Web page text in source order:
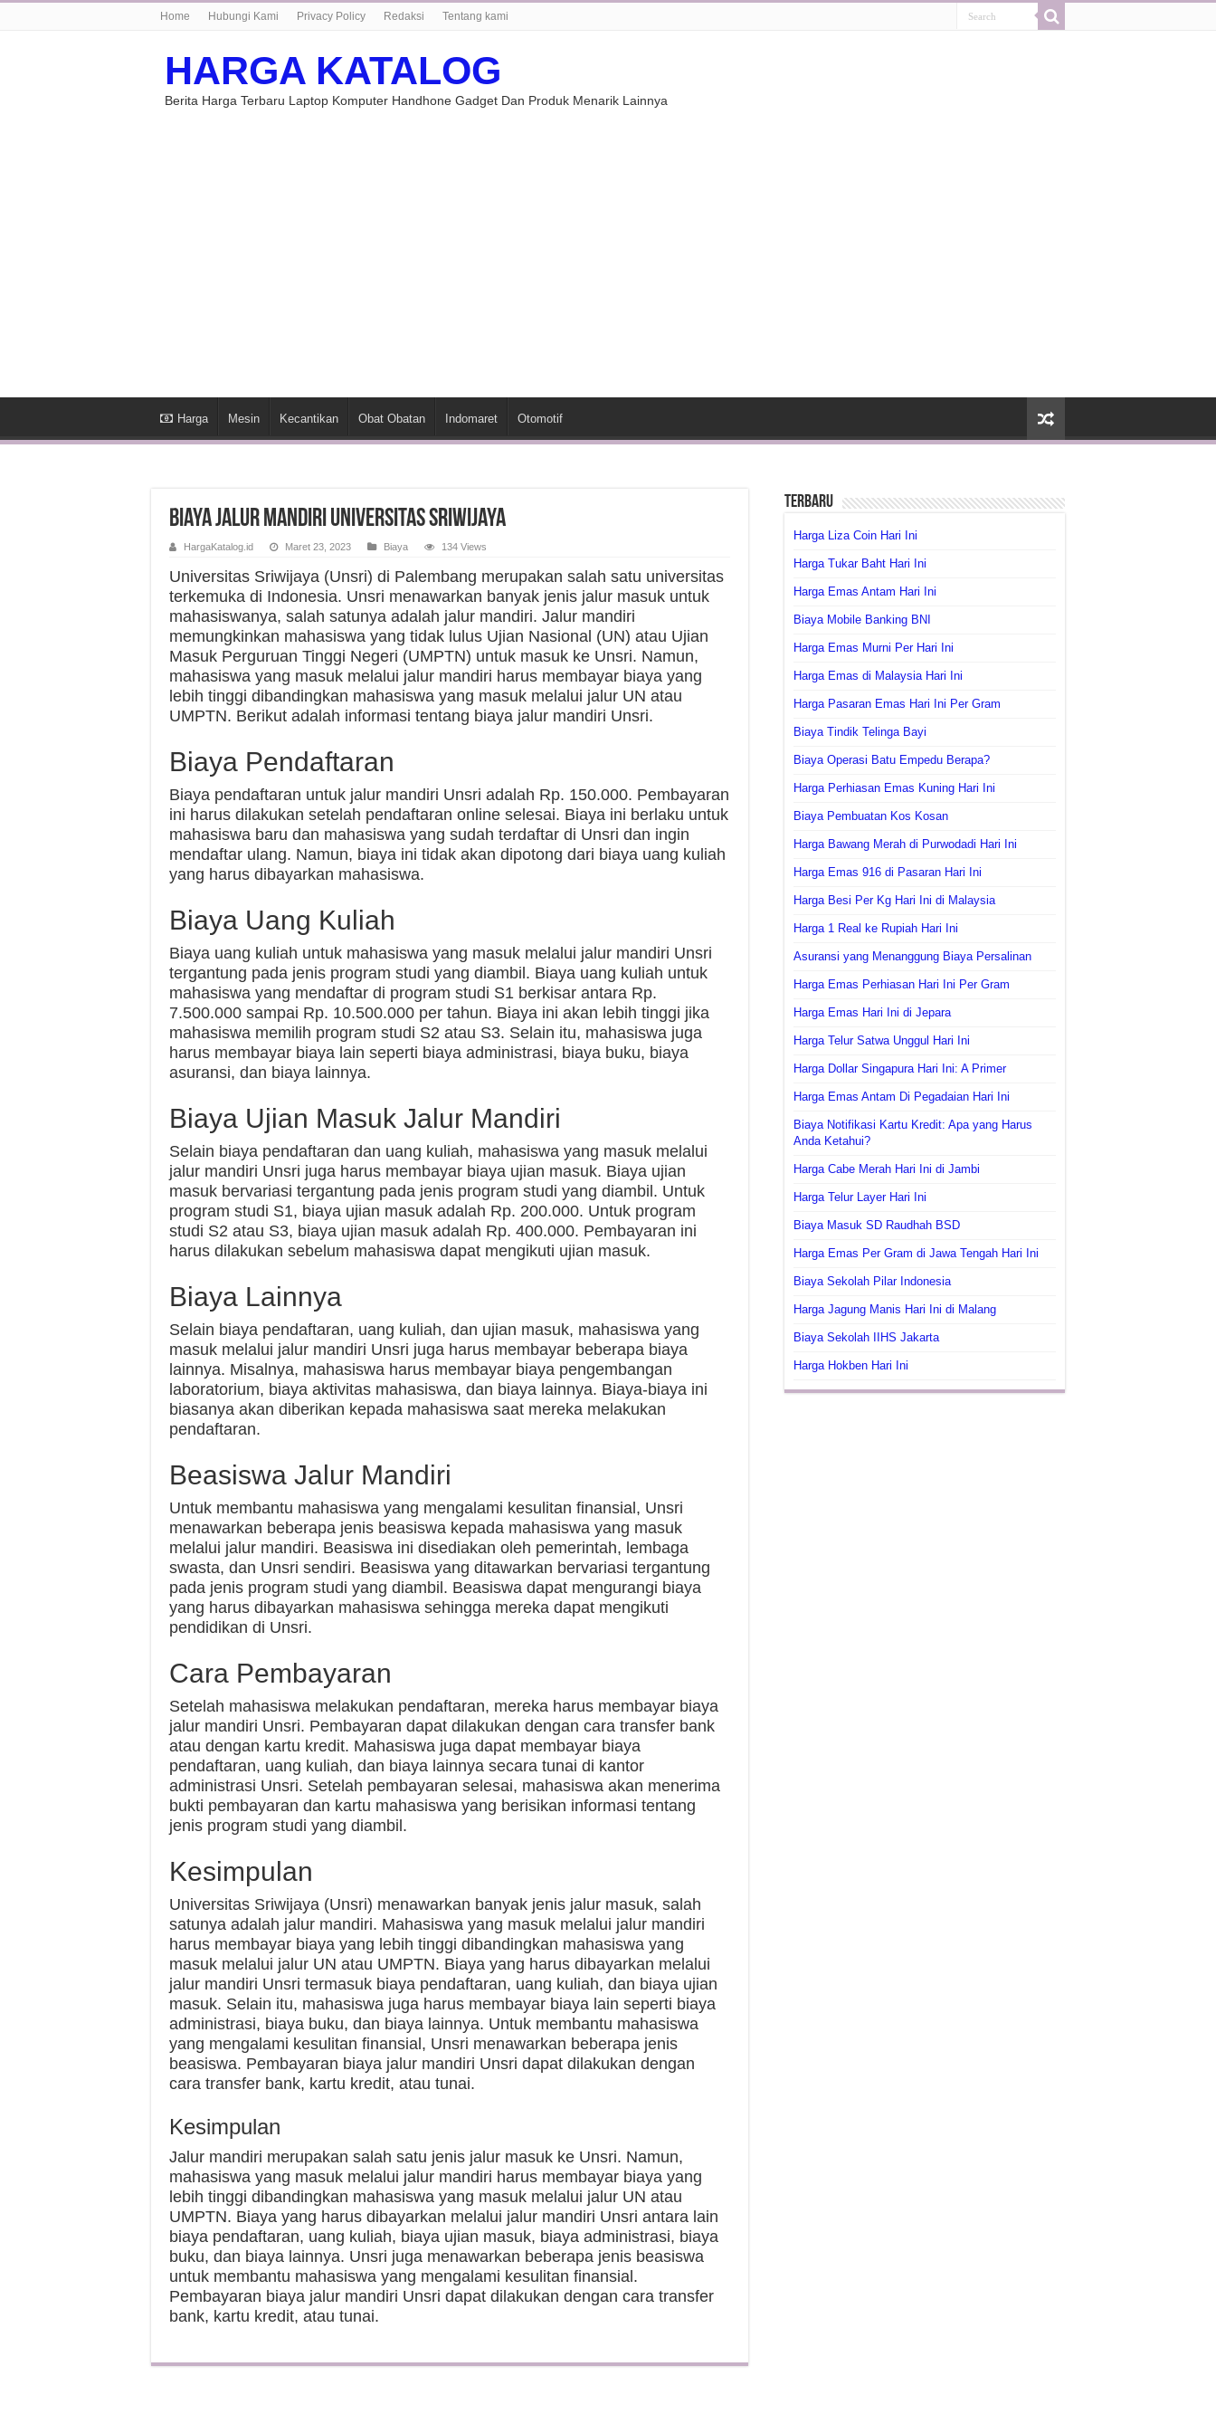
Home Hubungi Kami Privacy Policy Redaksi Tentang kami
HARGA KATALOG
Berita Harga Terbaru Laptop Komputer Handhone Gadget Dan Produk Menarik Lainnya
Harga Mesin Kecantikan Obat Obatan Indomaret Otomotif
Biaya Jalur Mandiri Universitas Sriwijaya
HargaKatalog.id Maret 23, 2023 Biaya 134 Views
Universitas Sriwijaya (Unsri) di Palembang merupakan salah satu universitas
terkemuka di Indonesia. Unsri menawarkan banyak jenis jalur masuk untuk
mahasiswanya, salah satunya adalah jalur mandiri. Jalur mandiri
memungkinkan mahasiswa yang tidak lulus Ujian Nasional (UN) atau Ujian
Masuk Perguruan Tinggi Negeri (UMPTN) untuk masuk ke Unsri. Namun,
mahasiswa yang masuk melalui jalur mandiri harus membayar biaya yang
lebih tinggi dibandingkan mahasiswa yang masuk melalui jalur UN atau
UMPTN. Berikut adalah informasi tentang biaya jalur mandiri Unsri.
Biaya Pendaftaran
Biaya pendaftaran untuk jalur mandiri Unsri adalah Rp. 150.000. Pembayaran
ini harus dilakukan setelah pendaftaran online selesai. Biaya ini berlaku untuk
mahasiswa baru dan mahasiswa yang sudah terdaftar di Unsri dan ingin
mendaftar ulang. Namun, biaya ini tidak akan dipotong dari biaya uang kuliah
yang harus dibayarkan mahasiswa.
Biaya Uang Kuliah
Biaya uang kuliah untuk mahasiswa yang masuk melalui jalur mandiri Unsri
tergantung pada jenis program studi yang diambil. Biaya uang kuliah untuk
mahasiswa yang mendaftar di program studi S1 berkisar antara Rp.
7.500.000 sampai Rp. 10.500.000 per tahun. Biaya ini akan lebih tinggi jika
mahasiswa memilih program studi S2 atau S3. Selain itu, mahasiswa juga
harus membayar biaya lain seperti biaya administrasi, biaya buku, biaya
asuransi, dan biaya lainnya.
Biaya Ujian Masuk Jalur Mandiri
Selain biaya pendaftaran dan uang kuliah, mahasiswa yang masuk melalui
jalur mandiri Unsri juga harus membayar biaya ujian masuk. Biaya ujian
masuk bervariasi tergantung pada jenis program studi yang diambil. Untuk
program studi S1, biaya ujian masuk adalah Rp. 200.000. Untuk program
studi S2 atau S3, biaya ujian masuk adalah Rp. 400.000. Pembayaran ini
harus dilakukan sebelum mahasiswa dapat mengikuti ujian masuk.
Biaya Lainnya
Selain biaya pendaftaran, uang kuliah, dan ujian masuk, mahasiswa yang
masuk melalui jalur mandiri Unsri juga harus membayar beberapa biaya
lainnya. Misalnya, mahasiswa harus membayar biaya pengembangan
laboratorium, biaya aktivitas mahasiswa, dan biaya lainnya. Biaya-biaya ini
biasanya akan diberikan kepada mahasiswa saat mereka melakukan
pendaftaran.
Beasiswa Jalur Mandiri
Untuk membantu mahasiswa yang mengalami kesulitan finansial, Unsri
menawarkan beberapa jenis beasiswa kepada mahasiswa yang masuk
melalui jalur mandiri. Beasiswa ini disediakan oleh pemerintah, lembaga
swasta, dan Unsri sendiri. Beasiswa yang ditawarkan bervariasi tergantung
pada jenis program studi yang diambil. Beasiswa dapat mengurangi biaya
yang harus dibayarkan mahasiswa sehingga mereka dapat mengikuti
pendidikan di Unsri.
Cara Pembayaran
Setelah mahasiswa melakukan pendaftaran, mereka harus membayar biaya
jalur mandiri Unsri. Pembayaran dapat dilakukan dengan cara transfer bank
atau dengan kartu kredit. Mahasiswa juga dapat membayar biaya
pendaftaran, uang kuliah, dan biaya lainnya secara tunai di kantor
administrasi Unsri. Setelah pembayaran selesai, mahasiswa akan menerima
bukti pembayaran dan kartu mahasiswa yang berisikan informasi tentang
jenis program studi yang diambil.
Kesimpulan
Universitas Sriwijaya (Unsri) menawarkan banyak jenis jalur masuk, salah
satunya adalah jalur mandiri. Mahasiswa yang masuk melalui jalur mandiri
harus membayar biaya yang lebih tinggi dibandingkan mahasiswa yang
masuk melalui jalur UN atau UMPTN. Biaya yang harus dibayarkan melalui
jalur mandiri Unsri termasuk biaya pendaftaran, uang kuliah, dan biaya ujian
masuk. Selain itu, mahasiswa juga harus membayar biaya lain seperti biaya
administrasi, biaya buku, dan biaya lainnya. Untuk membantu mahasiswa
yang mengalami kesulitan finansial, Unsri menawarkan beberapa jenis
beasiswa. Pembayaran biaya jalur mandiri Unsri dapat dilakukan dengan
cara transfer bank, kartu kredit, atau tunai.
Kesimpulan
Jalur mandiri merupakan salah satu jenis jalur masuk ke Unsri. Namun,
mahasiswa yang masuk melalui jalur mandiri harus membayar biaya yang
lebih tinggi dibandingkan mahasiswa yang masuk melalui jalur UN atau
UMPTN. Biaya yang harus dibayarkan melalui jalur mandiri Unsri antara lain
biaya pendaftaran, uang kuliah, biaya ujian masuk, biaya administrasi, biaya
buku, dan biaya lainnya. Unsri juga menawarkan beberapa jenis beasiswa
untuk membantu mahasiswa yang mengalami kesulitan finansial.
Pembayaran biaya jalur mandiri Unsri dapat dilakukan dengan cara transfer
bank, kartu kredit, atau tunai.
Terbaru
Harga Liza Coin Hari Ini
Harga Tukar Baht Hari Ini
Harga Emas Antam Hari Ini
Biaya Mobile Banking BNI
Harga Emas Murni Per Hari Ini
Harga Emas di Malaysia Hari Ini
Harga Pasaran Emas Hari Ini Per Gram
Biaya Tindik Telinga Bayi
Biaya Operasi Batu Empedu Berapa?
Harga Perhiasan Emas Kuning Hari Ini
Biaya Pembuatan Kos Kosan
Harga Bawang Merah di Purwodadi Hari Ini
Harga Emas 916 di Pasaran Hari Ini
Harga Besi Per Kg Hari Ini di Malaysia
Harga 1 Real ke Rupiah Hari Ini
Asuransi yang Menanggung Biaya Persalinan
Harga Emas Perhiasan Hari Ini Per Gram
Harga Emas Hari Ini di Jepara
Harga Telur Satwa Unggul Hari Ini
Harga Dollar Singapura Hari Ini: A Primer
Harga Emas Antam Di Pegadaian Hari Ini
Biaya Notifikasi Kartu Kredit: Apa yang Harus
Anda Ketahui?
Harga Cabe Merah Hari Ini di Jambi
Harga Telur Layer Hari Ini
Biaya Masuk SD Raudhah BSD
Harga Emas Per Gram di Jawa Tengah Hari Ini
Biaya Sekolah Pilar Indonesia
Harga Jagung Manis Hari Ini di Malang
Biaya Sekolah IIHS Jakarta
Harga Hokben Hari Ini